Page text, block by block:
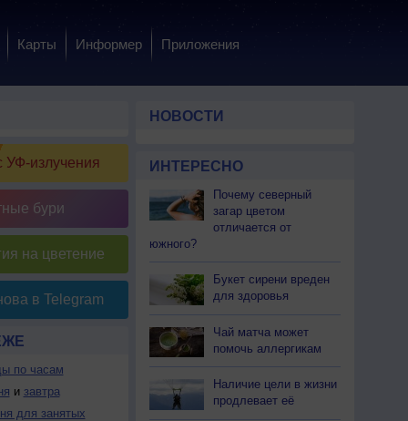
Карты Информер Приложения
УФ-излучения
бури
на цветение
в Telegram
по часам
и завтра
для занятых
НОВОСТИ
ИНТЕРЕСНО
Почему северный
загар цветом
отличается от
южного?
Букет сирени вреден
для здоровья
Чай матча может
помочь аллергикам
Наличие цели в жизни
продлевает её